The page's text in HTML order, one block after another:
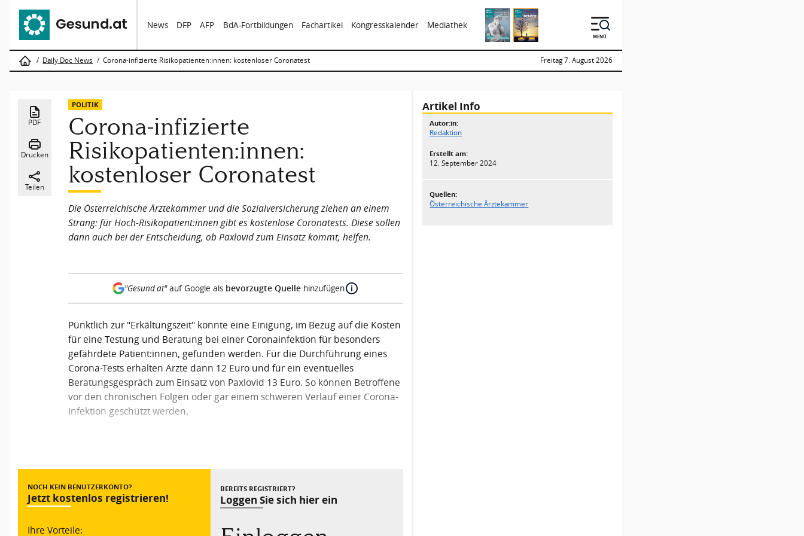
News DFP AFP BdA-Fortbildungen Fachartikel Kongresskalender Mediathek
MENÜ
Daily Doc News Corona-infizierte Risikopatienten:innen: kostenloser Coronatest Freitag 7. August 2026
PDF
Drucken
Teilen
POLITIK
Corona-infizierte
Risikopatienten:innen:
kostenloser Coronatest
Die Österreichische Ärztekammer und die Sozialversicherung ziehen an einem
Strang: für Hoch-Risikopatient:innen gibt es kostenlose Coronatests. Diese sollen
dann auch bei der Entscheidung, ob Paxlovid zum Einsatz kommt, helfen.
"Gesund.at"auf Google als bevorzugte Quellehinzufügen
Pünktlich zur "Erkältungszeit" konnte eine Einigung, im Bezug auf die Kosten
für eine Testung und Beratung bei einer Coronainfektion für besonders
gefährdete Patient:innen, gefunden werden. Für die Durchführung eines
Corona-Tests erhalten Ärzte dann 12 Euro und für ein eventuelles
Beratungsgespräch zum Einsatz von Paxlovid 13 Euro. So können Betroffene
vor den chronischen Folgen oder gar einem schweren Verlauf einer Corona-
Infektion geschützt werden.
NOCH KEIN BENUTZERKONTO?
Jetzt kostenlos registrieren!
Ihre Vorteile:
BEREITS REGISTRIERT?
Loggen Sie sich hier ein
Artikel Info
Autor:in:
Redaktion
Erstellt am:
12. September 2024
Quellen:
Österreichische Ärztekammer